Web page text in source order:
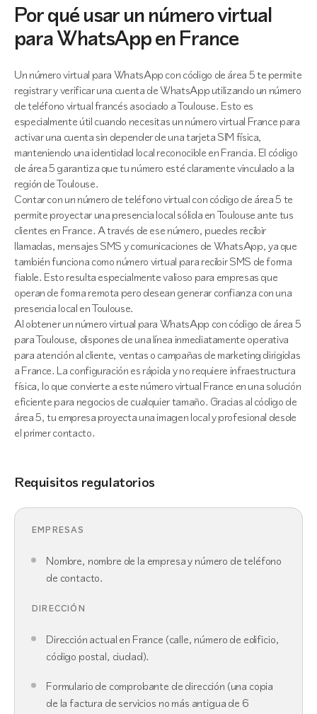
Por qué usar un número virtual
para WhatsApp en France
Un número virtual para WhatsApp con código de área 5 te permite
registrar y verificar una cuenta de WhatsApp utilizando un número
de teléfono virtual francés asociado a Toulouse. Esto es
especialmente útil cuando necesitas un número virtual France para
activar una cuenta sin depender de una tarjeta SIM física,
manteniendo una identidad local reconocible en Francia. El código
de área 5 garantiza que tu número esté claramente vinculado a la
región de Toulouse.
Contar con un número de teléfono virtual con código de área 5 te
permite proyectar una presencia local sólida en Toulouse ante tus
clientes en France. A través de ese número, puedes recibir
llamadas, mensajes SMS y comunicaciones de WhatsApp, ya que
también funciona como número virtual para recibir SMS de forma
fiable. Esto resulta especialmente valioso para empresas que
operan de forma remota pero desean generar confianza con una
presencia local en Toulouse.
Al obtener un número virtual para WhatsApp con código de área 5
para Toulouse, dispones de una línea inmediatamente operativa
para atención al cliente, ventas o campañas de marketing dirigidas
a France. La configuración es rápida y no requiere infraestructura
física, lo que convierte a este número virtual France en una solución
eficiente para negocios de cualquier tamaño. Gracias al código de
área 5, tu empresa proyecta una imagen local y profesional desde
el primer contacto.
Requisitos regulatorios
EMPRESAS
Nombre, nombre de la empresa y número de teléfono
de contacto.
DIRECCIÓN
Dirección actual en France (calle, número de edificio,
código postal, ciudad).
Formulario de comprobante de dirección (una copia
de la factura de servicios no más antigua de 6